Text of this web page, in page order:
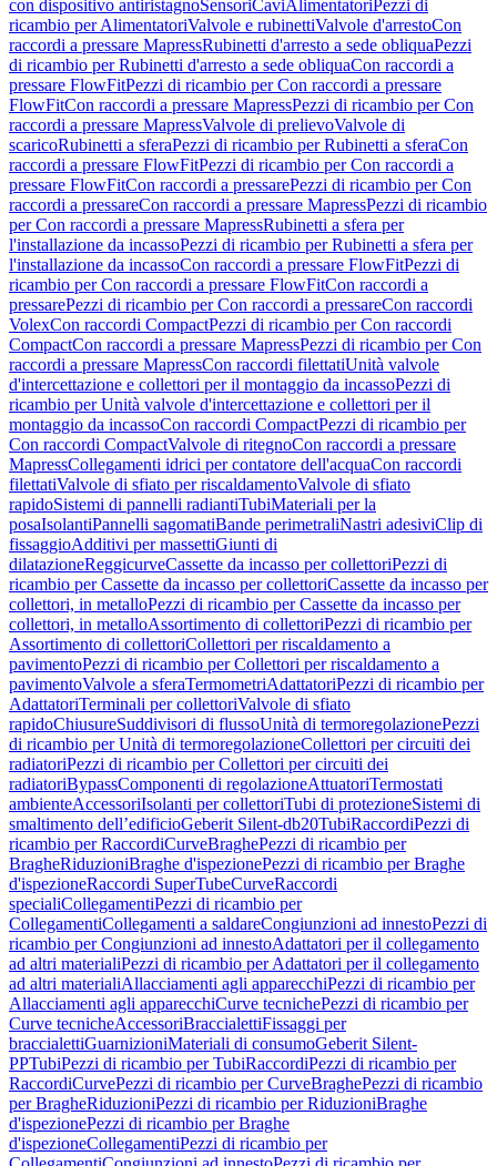
con dispositivo antiristagnoSensoriCaviAlimentatori Pezzi di
ricambio per AlimentatoriValvole e rubinettiValvole d'arrestoCon
raccordi a pressare MapressRubinetti d'arresto a sede obliquaPezzi
di ricambio per Rubinetti d'arresto a sede obliquaCon raccordi a
pressare FlowFitPezzi di ricambio per Con raccordi a pressare
FlowFitCon raccordi a pressare MapressPezzi di ricambio per Con
raccordi a pressare MapressValvole di prelievoValvole di
scaricoRubinetti a sferaPezzi di ricambio per Rubinetti a sferaCon
raccordi a pressare FlowFitPezzi di ricambio per Con raccordi a
pressare FlowFitCon raccordi a pressarePezzi di ricambio per Con
raccordi a pressareCon raccordi a pressare MapressPezzi di ricambio
per Con raccordi a pressare MapressRubinetti a sfera per
l'installazione da incassoPezzi di ricambio per Rubinetti a sfera per
l'installazione da incassoCon raccordi a pressare FlowFitPezzi di
ricambio per Con raccordi a pressare FlowFitCon raccordi a
pressarePezzi di ricambio per Con raccordi a pressareCon raccordi
VolexCon raccordi CompactPezzi di ricambio per Con raccordi
CompactCon raccordi a pressare MapressPezzi di ricambio per Con
raccordi a pressare MapressCon raccordi filettatiUnità valvole
d'intercettazione e collettori per il montaggio da incassoPezzi di
ricambio per Unità valvole d'intercettazione e collettori per il
montaggio da incassoCon raccordi CompactPezzi di ricambio per
Con raccordi CompactValvole di ritegnoCon raccordi a pressare
MapressCollegamenti idrici per contatore dell'acquaCon raccordi
filettatiValvole di sfiato per riscaldamentoValvole di sfiato
rapidoSistemi di pannelli radiantiTubiMateriali per la
posaIsolantiPannelli sagomatiBande perimetraliNastri adesiviClip di
fissaggioAdditivi per massettiGiunti di
dilatazioneReggicurveCassette da incasso per collettoriPezzi di
ricambio per Cassette da incasso per collettoriCassette da incasso per
collettori, in metalloPezzi di ricambio per Cassette da incasso per
collettori, in metalloAssortimento di collettoriPezzi di ricambio per
Assortimento di collettoriCollettori per riscaldamento a
pavimentoPezzi di ricambio per Collettori per riscaldamento a
pavimentoValvole a sferaTermometriAdattatoriPezzi di ricambio per
AdattatoriTerminali per collettoriValvole di sfiato
rapidoChiusureSuddivisori di flussoUnità di termoregolazionePezzi
di ricambio per Unità di termoregolazioneCollettori per circuiti dei
radiatoriPezzi di ricambio per Collettori per circuiti dei
radiatoriBypassComponenti di regolazioneAttuatoriTermostati
ambienteAccessoriIsolanti per collettoriTubi di protezioneSistemi di
smaltimento dell’edificioGeberit Silent-db20TubiRaccordiPezzi di
ricambio per RaccordiCurveBraghePezzi di ricambio per
BragheRiduzioniBraghe d'ispezionePezzi di ricambio per Braghe
d'ispezioneRaccordi SuperTubeCurveRaccordi
specialiCollegamentiPezzi di ricambio per
CollegamentiCollegamenti a saldareCongiunzioni ad innestoPezzi di
ricambio per Congiunzioni ad innestoAdattatori per il collegamento
ad altri materialiPezzi di ricambio per Adattatori per il collegamento
ad altri materialiAllacciamenti agli apparecchiPezzi di ricambio per
Allacciamenti agli apparecchiCurve tecnichePezzi di ricambio per
Curve tecnicheAccessoriBraccialettiFissaggi per
braccialettiGuarnizioniMateriali di consumoGeberit Silent-
PPTubiPezzi di ricambio per TubiRaccordiPezzi di ricambio per
RaccordiCurvePezzi di ricambio per CurveBraghePezzi di ricambio
per BragheRiduzioniPezzi di ricambio per RiduzioniBraghe
d'ispezionePezzi di ricambio per Braghe
d'ispezioneCollegamentiPezzi di ricambio per